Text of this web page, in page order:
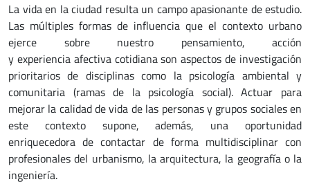
La vida en la ciudad resulta un campo apasionante de estudio.
Las múltiples formas de influencia que el contexto urbano
ejerce sobre nuestro pensamiento, acción
y experiencia afectiva cotidiana son aspectos de investigación
prioritarios de disciplinas como la psicología ambiental y
comunitaria (ramas de la psicología social). Actuar para
mejorar la calidad de vida de las personas y grupos sociales en
este contexto supone, además, una oportunidad
enriquecedora de contactar de forma multidisciplinar con
profesionales del urbanismo, la arquitectura, la geografía o la
ingeniería.